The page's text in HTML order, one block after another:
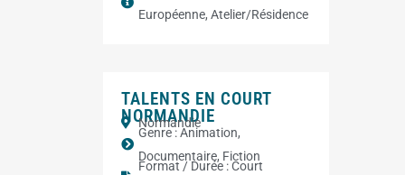
Européenne, Atelier/Résidence
TALENTS EN COURT
NORMANDIE
Normandie
Genre :Animation,
Documentaire, Fiction
Format / Durée :Court